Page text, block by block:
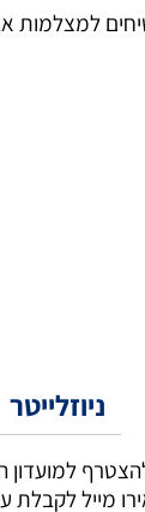
למצלמות
ניוזלייטר
למועדון
מייל לקבלת